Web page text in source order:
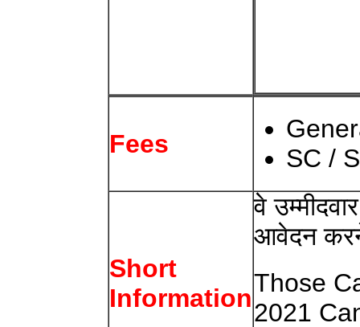
Fees
SC /
Short
Information
वे
आवेदन
Those
2021